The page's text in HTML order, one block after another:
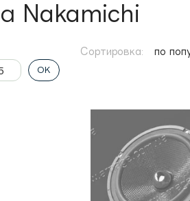
Nakamichi
Сортировка: по
OK